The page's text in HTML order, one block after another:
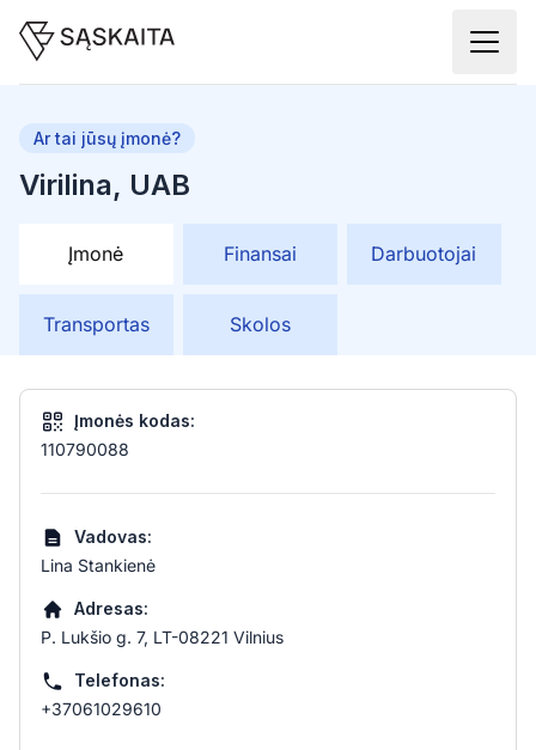
Virilina, UAB
Ar tai jūsų įmonė?
Įmonė Finansai Darbuotojai
Transportas Skolos
Įmonės kodas:
110790088
Vadovas:
Lina Stankienė
Adresas:
P. Lukšio g. 7, LT-08221 Vilnius
Telefonas:
+37061029610